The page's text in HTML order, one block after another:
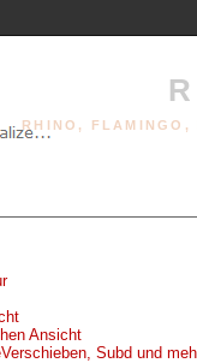
RHINO, FLAMINGO,
Ansicht
Subd und